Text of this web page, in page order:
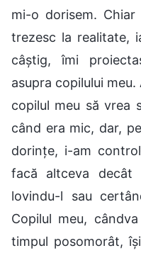
mi-o dorisem.
trezesc la realitate,
câștig, îmi
asupra copilului
copilul meu să vrea
când era mic, dar,
dorințe, i-am
facă altceva
lovindu-l sau
Copilul meu,
timpul posomorât,